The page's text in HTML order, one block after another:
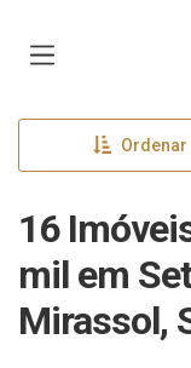
Ordenar
16
mil em
Mirassol,